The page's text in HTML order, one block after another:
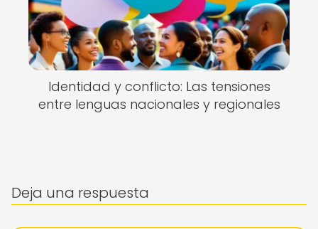
Identidad y conflicto: Las tensiones
entre lenguas nacionales y regionales
Deja una respuesta